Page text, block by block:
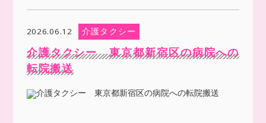
2026.06.12 介護タクシー
介護タクシー 東京都新宿区の病院への
転院搬送